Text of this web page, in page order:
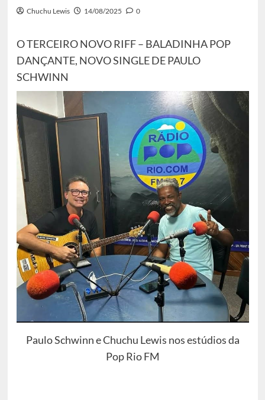
Chuchu Lewis 14/08/2025 0
O TERCEIRO NOVO RIFF – BALADINHA POP
DANÇANTE, NOVO SINGLE DE PAULO
SCHWINN
Paulo Schwinn e Chuchu Lewis nos estúdios da
Pop Rio FM